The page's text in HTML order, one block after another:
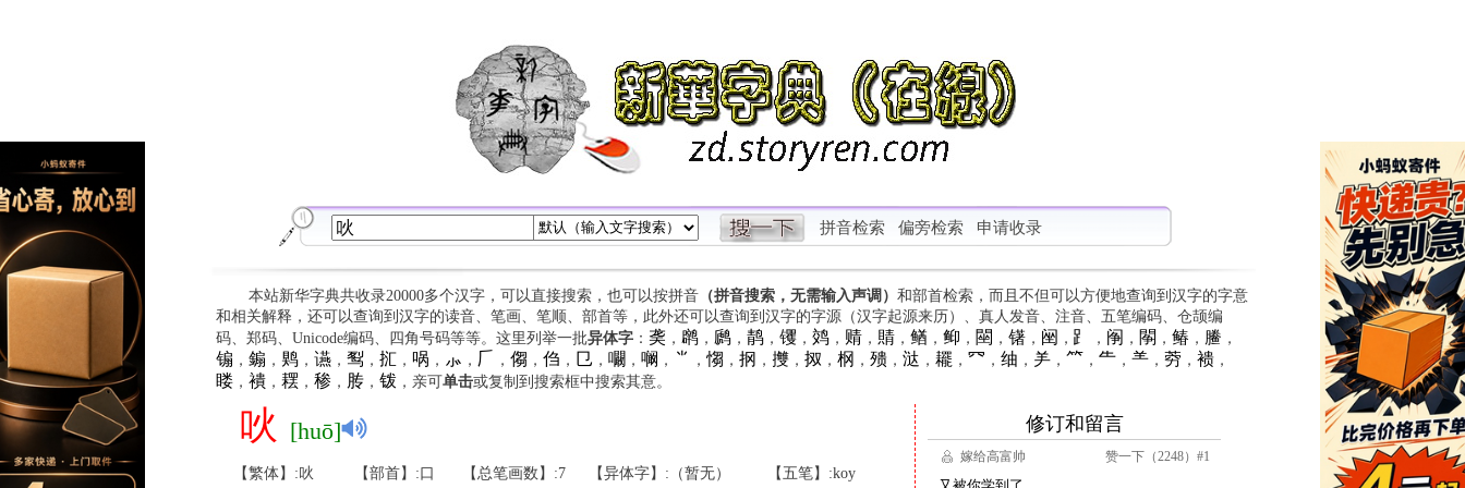
拼音检索 偏旁检索 申请收录
本站新华字典共收录20000多个汉字，可以直接搜索，也可以按拼音（拼音搜索，无需输入声调） 和部首检索，而且不但可以方便地查询到汉字的字意
和相关解释，还可以查询到汉字的读音、笔画、笔顺、部首等，此外还可以查询到汉字的字源（汉字起源来历）、真人发音、注音、五笔编码、仓颉编
码、郑码、Unicode编码、四角号码等等。这里列举一批异体字： 䶮 ， 䴙， 䴘， 䴖， 䦆， 䴔， 䞍， 䝼， 䲡 ， 䲟 ， 䦟 ， 䦃， 䦷 ， ⻊ ， 䦶 ， 䦛 ， 䲠 ， 䲢 ，
䦂 ， 䥇 ， 䴗， 䜩， 䴕， 㧟 ， 㖞 ， ⺗ ， 𠂆 ， 㑳 ， 㑇 ， 㔾 ， 㘚 ， 㘎 ， ⺌ ， 㥮 ， 㧏 ， 㩳， 㧐 ， 㭎 ， 㱮， 㳠 ， 䎱 ， ⺳ ， 䌷 ， ⺶， ⺮ ， ⺧， ⺷， 䓖， 䙌，
䁖， 䙡， 䎬 ， 䅟， 䏝， 䥽，亲可单击或复制到搜索框中搜索其意。
吙 [huō]
【繁体】:吙 【部首】:口 【总笔画数】:7 【异体字】:（暂无） 【五笔】:koy